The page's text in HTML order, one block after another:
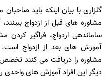
گلزاری با بیان اینکه باید
مشاوره های قبل از ازدواج
ساماندهی ازدواج، فراگیر کردن
آموزش های بعد از ازدواج است.
مشاوره را دریافت می کنند تخصص
دیگر این افراد آموزش های واحدی